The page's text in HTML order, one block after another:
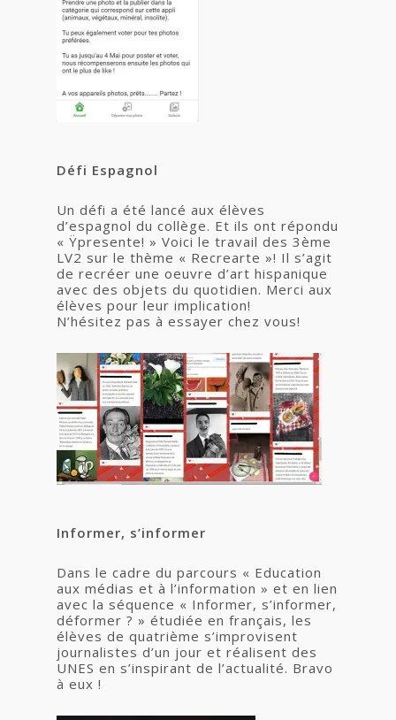
Défi Espagnol
Un défi a été lancé aux élèves
d’espagnol du collège. Et ils ont répondu
« Ÿpresente! » Voici le travail des 3ème
LV2 sur le thème « Recrearte »! Il s’agit
de recréer une oeuvre d’art hispanique
avec des objets du quotidien. Merci aux
élèves pour leur implication!
N’hésitez pas à essayer chez vous!
Informer, s’informer
Dans le cadre du parcours « Education
aux médias et à l’information » et en lien
avec la séquence « Informer, s’informer,
déformer ? » étudiée en français, les
élèves de quatrième s’improvisent
journalistes d’un jour et réalisent des
UNES en s’inspirant de l’actualité. Bravo
à eux !